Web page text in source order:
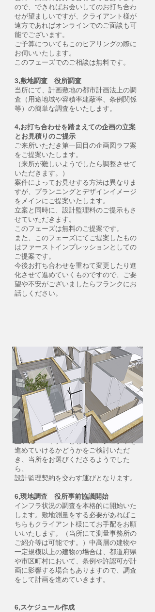
ので、できればお会いしてのお打ち合わ
せが望ましいですが、クライアント様が
遠方であればオンラインでのご面談も可
能でございます。
ご予算についてもこのヒアリングの際に
お伺いいたします。
このフェーズでのご相談は無料です。
3,敷地調査 役所調査
当所にて、計画敷地の都市計画法上の調
査（用途地域や容積率建蔽率、条例関係
等）の簡単な調査をいたします。
4,お打ち合わせを踏まえての企画の立案
とお見積りのご提示
ご来所いただき第一回目の企画図ラフ案
をご提案いたします。
（来所が難しいようでしたら調整させて
いただきます。）
案件によってお見せする方法は異なりま
すが、プランニングとデザインイメージ
をメインにご提案いたします。
立案と同時に、設計監理料のご提示もさ
せていただきます。
このフェーズは無料のご提案です。
また、このフェーズにてご提案したもの
はファーストインプレッションとしての
ご提案です。
今後お打ち合わせを重ねて変更したり進
化させて進めていくものですので、ご要
望や不安がございましたらフランクにお
話しください。
5,設計監理契約
互いにパートナーとしてプロジェクトを
進めていけるかどうかをご検討いただ
き、当所をお選びくださるようでした
ら、
設計監理契約を交わす運びとなります。
6,現地調査 役所事前協議開始
インフラ状況の調査を本格的に開始いた
します。敷地測量をする必要があればこ
ちらもクライアント様にてお手配をお願
いいたします。（当所にて測量事務所の
ご紹介等は可能です。）中高層の建物や
一定規模以上の建物の場合は、都道府県
や市区町村において、条例や許認可が計
画に影響する場合もありますので、調査
をして計画を進めていきます。
6,スケジュール作成